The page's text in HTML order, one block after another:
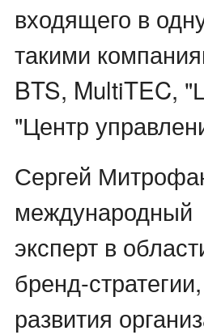
входящего в
такими
BTS, MultiTEC,
"Центр
Сергей
международный
эксперт в
бренд-стратегии,
развития